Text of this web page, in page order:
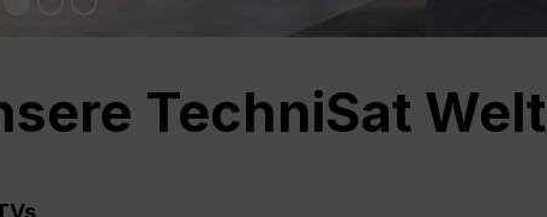
TechniSat Welt